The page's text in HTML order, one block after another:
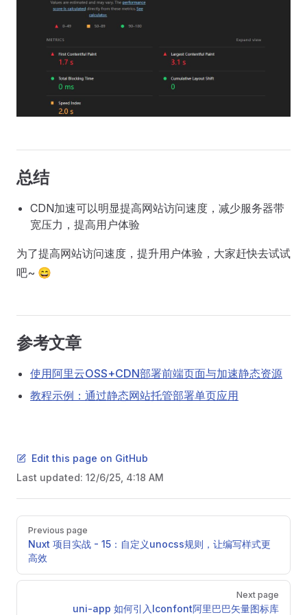
总结
CDN加速可以明显提高网站访问速度，减少服务器带
宽压力，提高用户体验
为了提高网站访问速度，提升用户体验，大家赶快去试试
吧~ 😄
参考文章
使用阿里云OSS+CDN部署前端页面与加速静态资源
教程示例：通过静态网站托管部署单页应用
Edit this page on GitHub
Last updated: 12/6/25, 4:18 AM
PagerPrevious page
Nuxt 项目实战 - 15：自定义unocss规则，让编写样式更
高效
Next page
uni-app 如何引入Iconfont阿里巴巴矢量图标库